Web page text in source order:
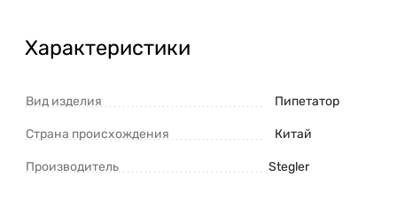
Характеристики
Вид изделия Пипетатор
Страна происхождения Китай
Производитель Stegler